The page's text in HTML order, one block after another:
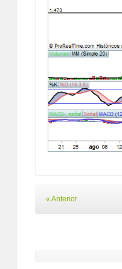
« Anterior